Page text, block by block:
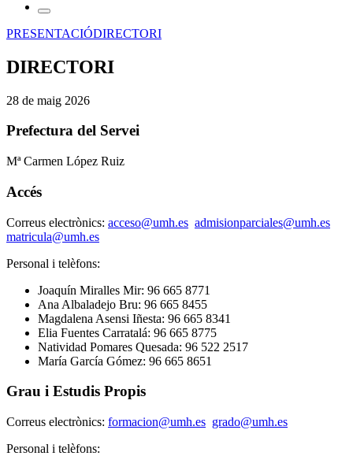
PRESENTACIÓDIRECTORI
DIRECTORI
28 de maig 2026
Prefectura del Servei
Mª Carmen López Ruiz
Accés
Correus electrònics: acceso@umh.es admisionparciales@umh.es
matricula@umh.es
Personal i telèfons:
Joaquín Miralles Mir: 96 665 8771
Ana Albaladejo Bru: 96 665 8455
Magdalena Asensi Iñesta: 96 665 8341
Elia Fuentes Carratalá: 96 665 8775
Natividad Pomares Quesada: 96 522 2517
María García Gómez: 96 665 8651
Grau i Estudis Propis
Correus electrònics: formacion@umh.es grado@umh.es
Personal i telèfons: